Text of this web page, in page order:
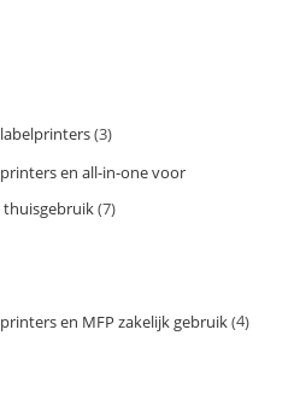
labelprinters 3
printers en all-in-one voor
thuisgebruik 7
printers en MFP zakelijk gebruik 4